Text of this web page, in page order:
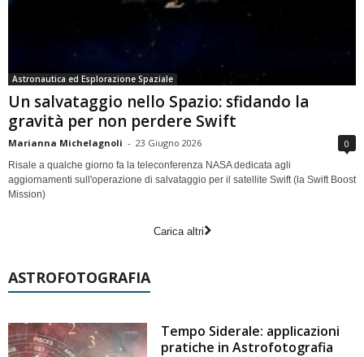
Astronautica ed Esplorazione Spaziale
Un salvataggio nello Spazio: sfidando la
gravità per non perdere Swift
Marianna Michelagnoli - 23 Giugno 2026 0
Risale a qualche giorno fa la teleconferenza NASA dedicata agli
aggiornamenti sull'operazione di salvataggio per il satellite Swift (la Swift Boost
Mission)
Carica altri
ASTROFOTOGRAFIA
Tempo Siderale: applicazioni
pratiche in Astrofotografia